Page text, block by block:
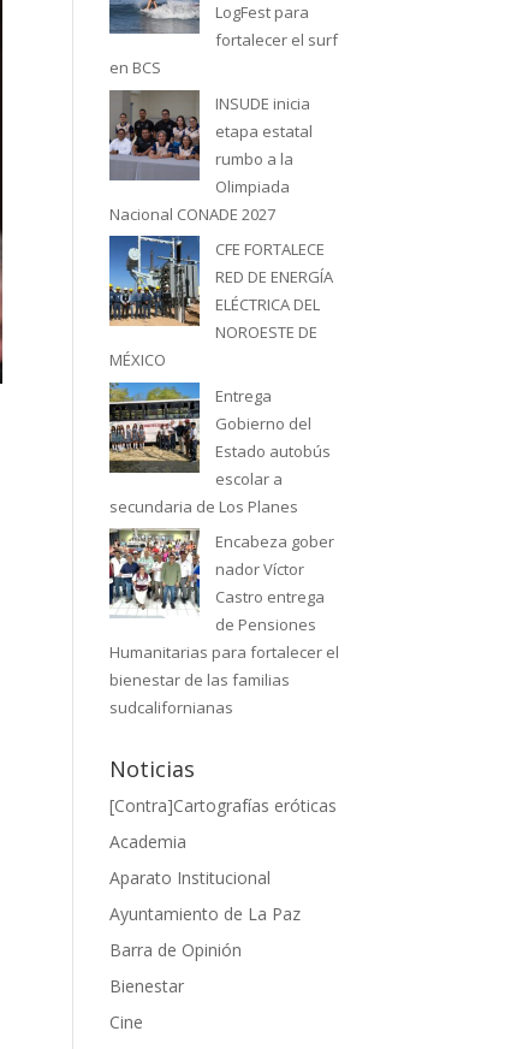
LogFest para
fortalecer el surf
en BCS
INSUDE inicia
etapa estatal
rumbo a la
Olimpiada
Nacional CONADE 2027
CFE FORTALECE
RED DE ENERGÍA
ELÉCTRICA DEL
NOROESTE DE
MÉXICO
Entrega
Gobierno del
Estado autobús
escolar a
secundaria de Los Planes
Encabeza gober
nador Víctor
Castro entrega
de Pensiones
Humanitarias para fortalecer el
bienestar de las familias
sudcalifornianas
Noticias
[Contra]Cartografías eróticas
Academia
Aparato Institucional
Ayuntamiento de La Paz
Barra de Opinión
Bienestar
Cine